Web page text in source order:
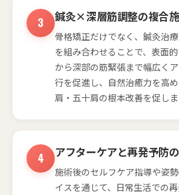
鍼灸×深層筋調整の複合
骨格矯正だけでなく、鍼灸治
を組み合わせることで、表面
から深部の筋緊張まで幅広く
行を促進し、自然治癒力を高
肩・五十肩の根本改善を促しま
アフターケアと再発予防
施術後のセルフケア指導や姿
イスを通じて、日常生活での